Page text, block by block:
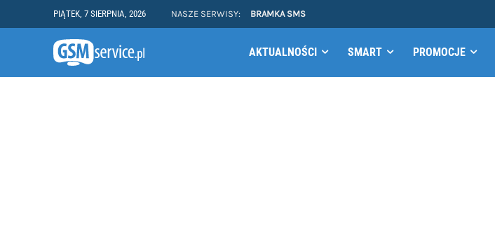
PIĄTEK, 7 SIERPNIA, 2026 NASZE SERWISY: BRAMKA SMS
AKTUALNOŚCI SMART PROMOCJE